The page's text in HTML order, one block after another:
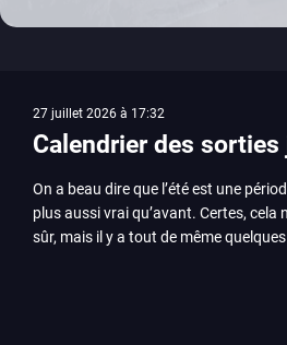
27 juillet 2026 à 17:32
Calendrier des
On a beau dire que l’été est une
plus aussi vrai qu’avant. Certes,
sûr, mais il y a tout de même